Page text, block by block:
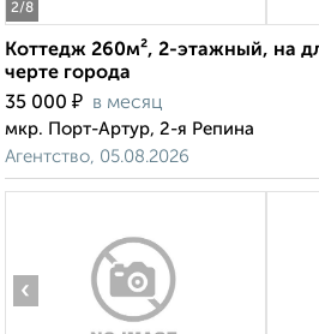
2/8
Коттедж 260м², 2-этажный, на
черте города
35 000 ₽ в месяц
мкр. Порт-Артур, 2-я Репина
Агентство, 05.08.2026
‹